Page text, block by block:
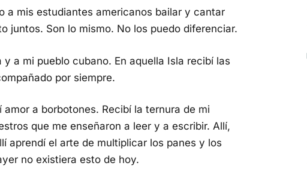
a mis estudiantes americanos bailar y cantar
juntos. Son lo mismo. No los puedo diferenciar.
a mi pueblo cubano. En aquella Isla recibí las
por siempre.
a borbotones. Recibí la ternura de mi
que me enseñaron a leer y a escribir. Allí,
aprendí el arte de multiplicar los panes y los
no existiera esto de hoy.